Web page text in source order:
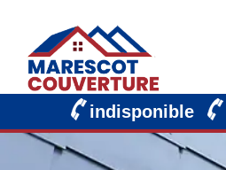
indisponible